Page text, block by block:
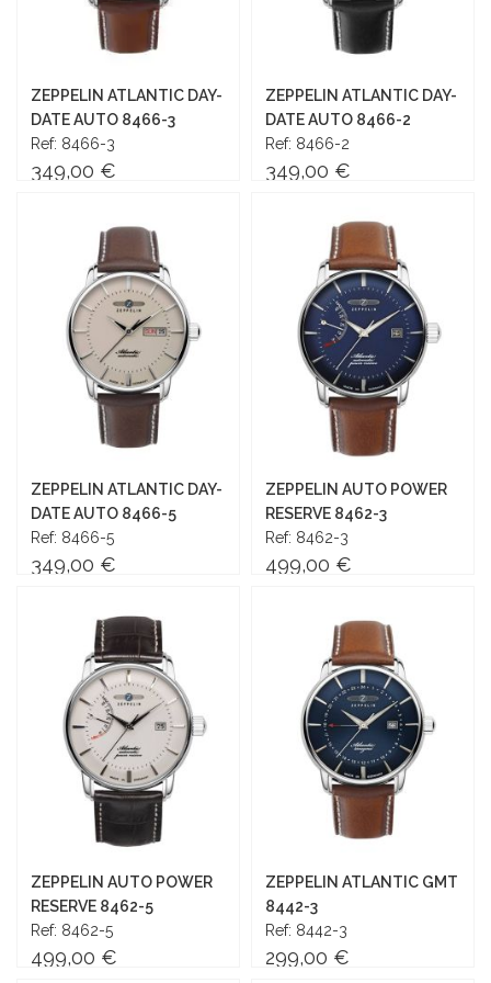
ZEPPELIN ATLANTIC DAY-
DATE AUTO 8466-3
Ref: 8466-3
349,00 €
Añadir al carrito
ZEPPELIN ATLANTIC DAY-
DATE AUTO 8466-2
Ref: 8466-2
349,00 €
Añadir al carrito
ZEPPELIN ATLANTIC DAY-
DATE AUTO 8466-5
Ref: 8466-5
349,00 €
Añadir al carrito
ZEPPELIN AUTO POWER
RESERVE 8462-3
Ref: 8462-3
499,00 €
Añadir al carrito
ZEPPELIN AUTO POWER
RESERVE 8462-5
Ref: 8462-5
499,00 €
ZEPPELIN ATLANTIC GMT
8442-3
Ref: 8442-3
299,00 €